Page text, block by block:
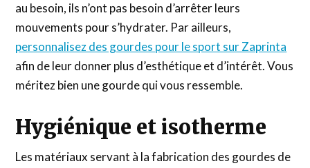
au besoin, ils n’ont pas besoin d’arrêter leurs
mouvements pour s’hydrater. Par ailleurs,
personnalisez des gourdes pour le sport sur Zaprinta
afin de leur donner plus d’esthétique et d’intérêt. Vous
méritez bien une gourde qui vous ressemble.
Hygiénique et isotherme
Les matériaux servant à la fabrication des gourdes de